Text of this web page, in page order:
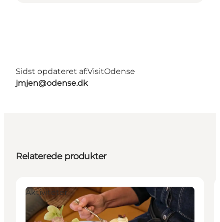
Sidst opdateret af:VisitOdense
jmjen@odense.dk
Relaterede produkter
Aktiviteter